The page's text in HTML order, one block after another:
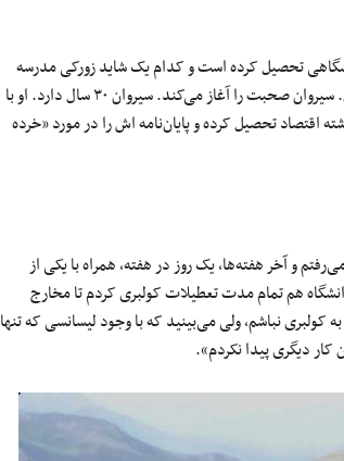
تحصیل کرده است و کدام یک شاید زورکی مدرسه
راهنمایی را به پایان رسانده باشد. همه جوان هستند؛ بین ۲۰ تا ۳۰ سال. سیروان صحبت را آغاز می‌کند. سیروان ۳۰ سال دارد. او با
اقتصاد تحصیل کرده و پایان‌نامه اش را در مورد «خرده
هنوز دبیرستان می‌رفتم و آخر هفته‌ها، یک روز در هفته، همراه با یکی از
هم تمام مدت تعطیلات کولبری کردم تا مخارج
کولبری نباشم، ولی می‌بینید که با وجود لیسانسی که تنها
دیگری پیدا نکردم».